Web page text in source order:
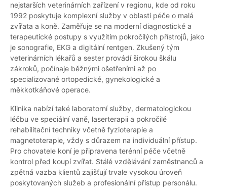
nejstarších veterinárních zařízení v regionu, kde od roku
1992 poskytuje komplexní služby v oblasti péče o malá
zvířata a koně. Zaměřuje se na moderní diagnostické a
terapeutické postupy s využitím pokročilých přístrojů, jako
je sonografie, EKG a digitální rentgen. Zkušený tým
veterinárních lékařů a sester provádí širokou škálu
zákroků, počínaje běžnými ošetřeními až po
specializované ortopedické, gynekologické a
měkkotkáňové operace.
Klinika nabízí také laboratorní služby, dermatologickou
léčbu ve speciální vaně, laserterapii a pokročilé
rehabilitační techniky včetně fyzioterapie a
magnetoterapie, vždy s důrazem na individuální přístup.
Pro chovatele koní je připravena terénní péče včetně
kontrol před koupí zvířat. Stálé vzdělávání zaměstnanců a
zpětná vazba klientů zajišťují trvale vysokou úroveň
poskytovaných služeb a profesionální přístup personálu.